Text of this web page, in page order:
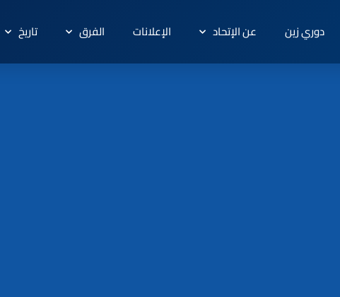
دوري زين عن الإتحاد الإعلانات الفرق تاريخ